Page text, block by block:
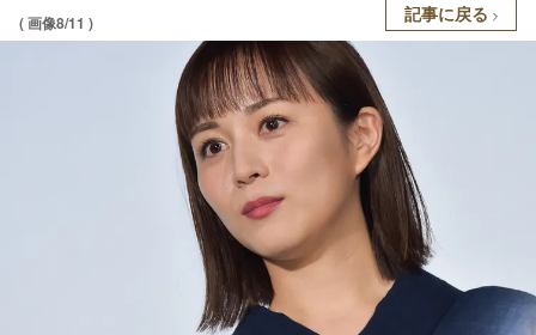
( 画像8/11 ) 記事に戻る